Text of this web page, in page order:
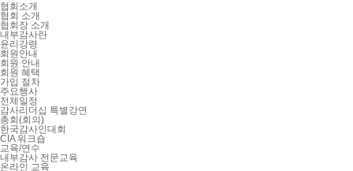
협회소개
협회 소개
협회장 소개
내부감사란
윤리강령
회원안내
회원 안내
회원 혜택
가입 절차
주요행사
전체일정
감사리더십 특별강연
총회(회의)
한국감사인대회
CIA 워크숍
교육/연수
내부감사 전문교육
온라인 교육